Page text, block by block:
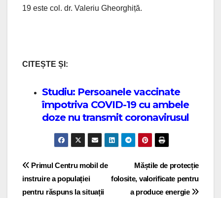
19 este col. dr. Valeriu Gheorghiță.
CITEȘTE ȘI:
Studiu: Persoanele vaccinate
împotriva COVID-19 cu ambele
doze nu transmit coronavirusul
Post navigationMăștile de protecție
folosite, valorificate pentru
a produce energie
Primul Centru mobil de
instruire a populației
pentru răspuns la situații